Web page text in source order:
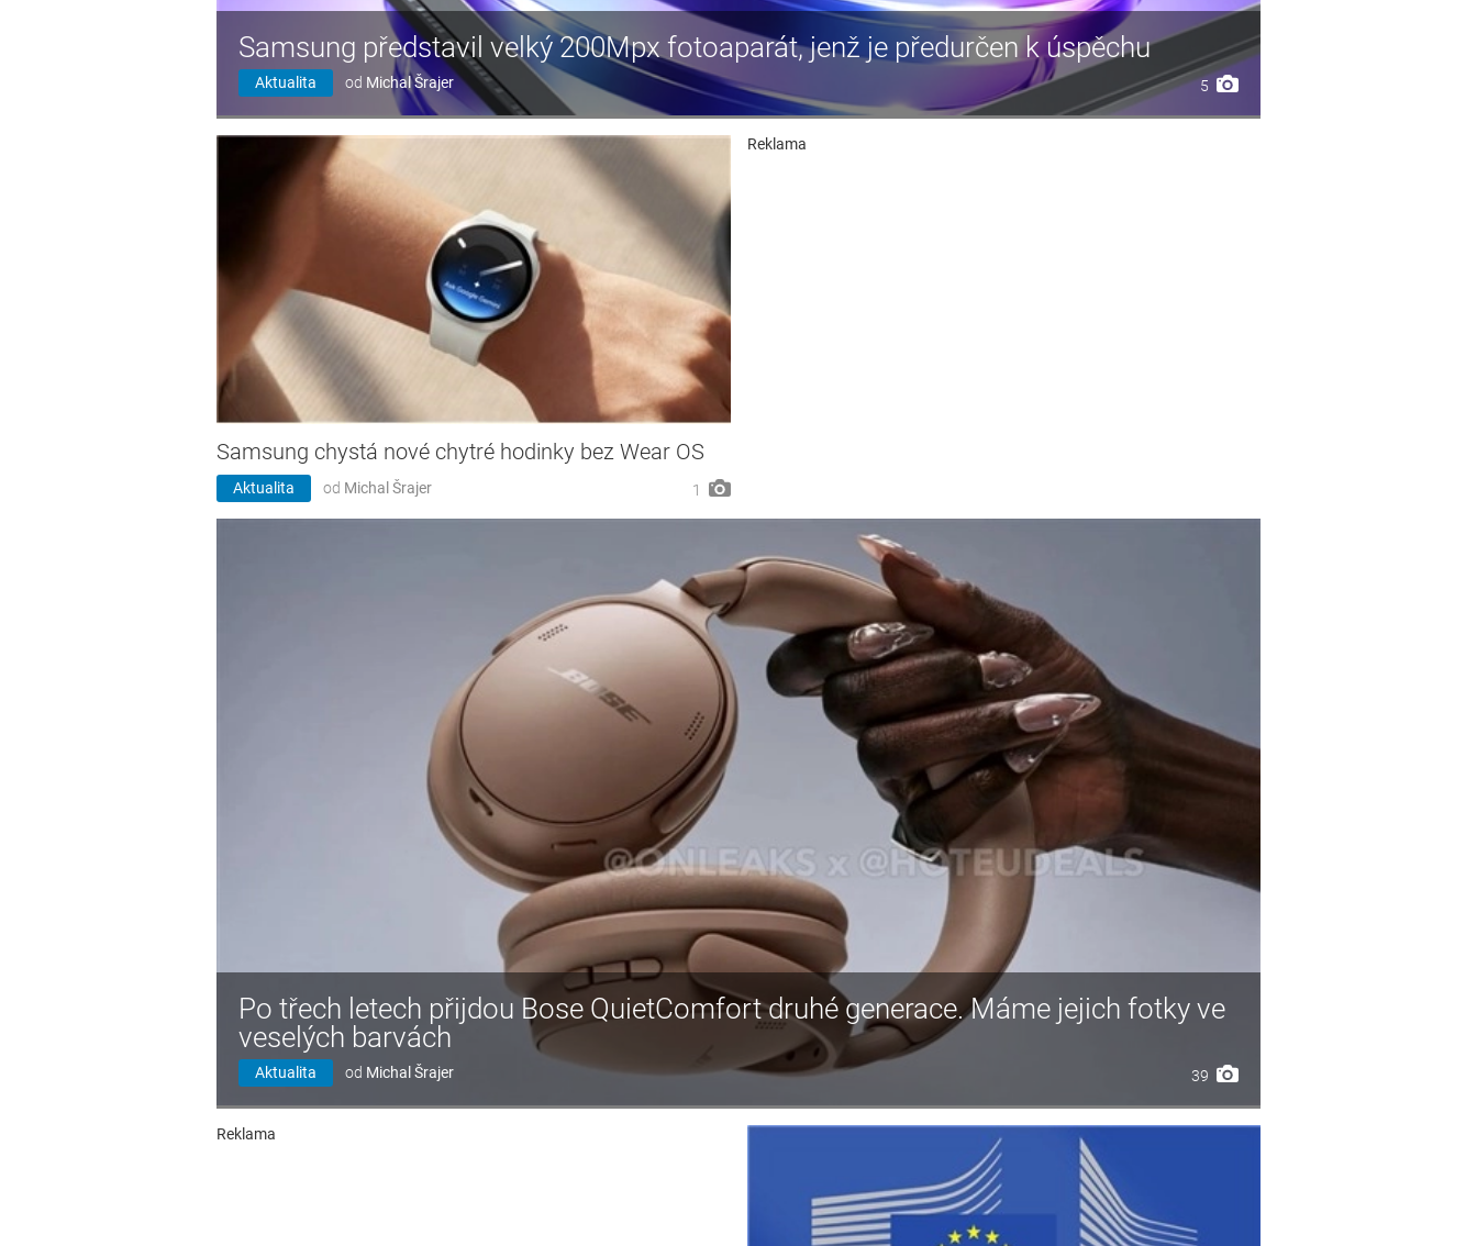
Samsung představil velký 200Mpx fotoaparát, jenž je předurčen k úspěchu
Aktualita od Michal Šrajer 5
Samsung chystá nové chytré hodinky bez Wear OS
Aktualita od Michal Šrajer 1
Reklama
Po třech letech přijdou Bose QuietComfort druhé generace. Máme jejich fotky ve
veselých barvách
Aktualita od Michal Šrajer 39
Reklama